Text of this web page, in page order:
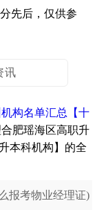
先后，仅供参
讯
构名单汇总【十
肥瑶海区高职升
本科机构】的全
报考物业经理证)